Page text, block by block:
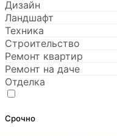
Дизайн
Ландшафт
Техника
Строительство
Ремонт квартир
Ремонт на даче
Отделка
Срочно